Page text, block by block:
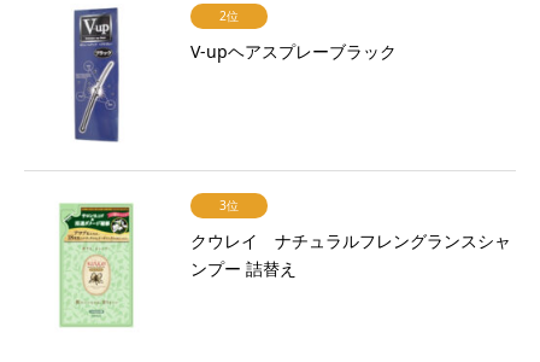
2位
V-upヘアスプレーブラック
3位
クウレイ ナチュラルフレングランスシャ
ンプー 詰替え